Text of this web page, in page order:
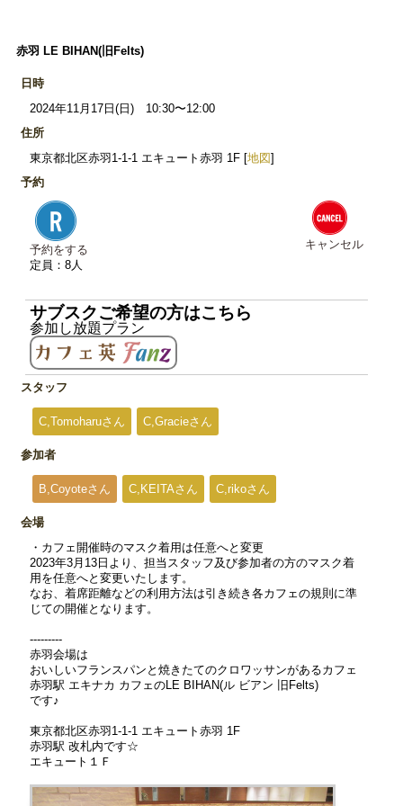
赤羽 LE BIHAN(旧Felts)
日時
2024年11月17日(日) 10:30〜12:00
住所
東京都北区赤羽1-1-1 エキュート赤羽 1F [地図]
予約
予約をする
定員：8人
キャンセル
サブスクご希望の方はこちら
参加し放題プラン
スタッフ
C,Tomoharuさん C,Gracieさん
参加者
B,Coyoteさん C,KEITAさん C,rikoさん
会場
・カフェ開催時のマスク着用は任意へと変更
2023年3月13日より、担当スタッフ及び参加者の方のマスク着
用を任意へと変更いたします。
なお、着席距離などの利用方法は引き続き各カフェの規則に準
じての開催となります。
---------
赤羽会場は
おいしいフランスパンと焼きたてのクロワッサンがあるカフェ
赤羽駅 エキナカ カフェのLE BIHAN(ル ビアン 旧Felts)
です♪
東京都北区赤羽1-1-1 エキュート赤羽 1F
赤羽駅 改札内です☆
エキュート１Ｆ